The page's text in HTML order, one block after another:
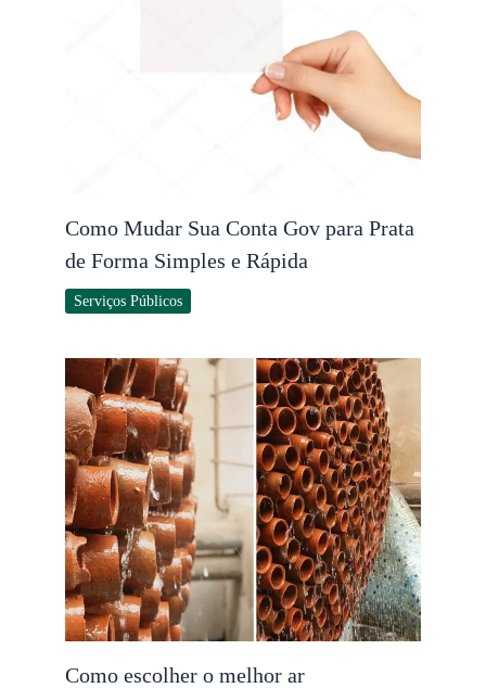
Como Mudar Sua Conta Gov para Prata
de Forma Simples e Rápida
Serviços Públicos
Como escolher o melhor ar